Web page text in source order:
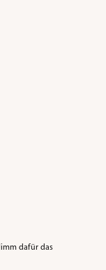
dafür das